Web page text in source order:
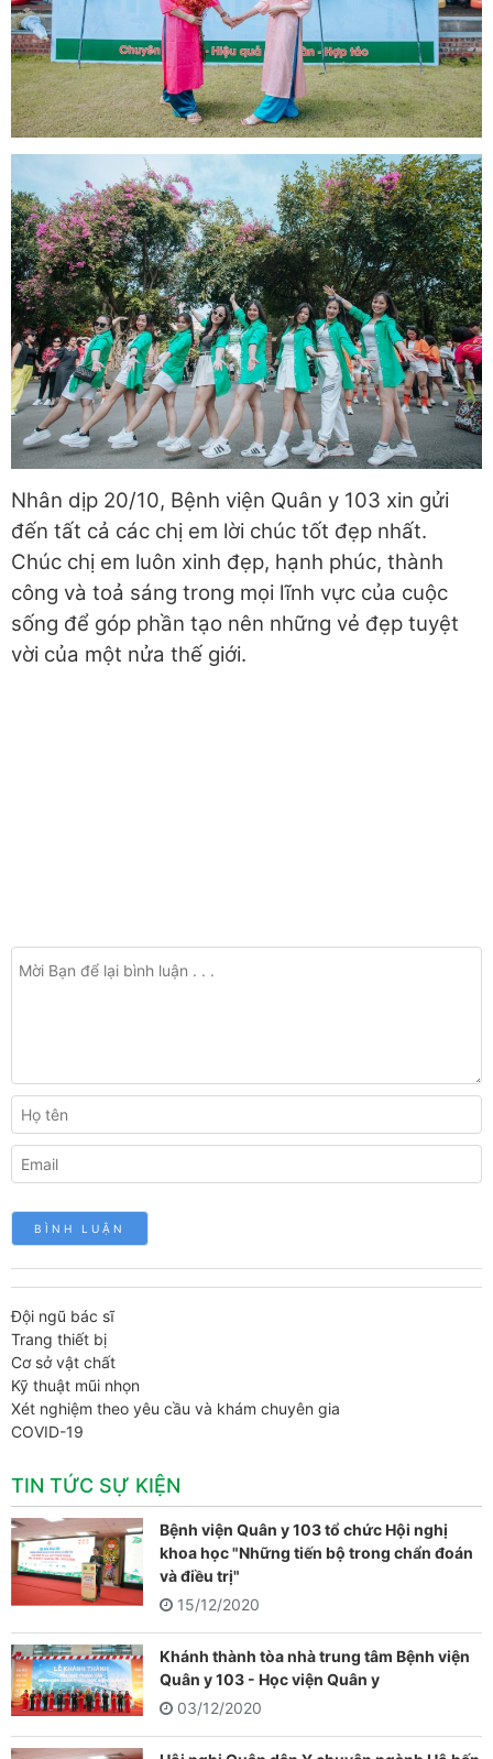
Nhân dịp 20/10, Bệnh viện Quân y 103 xin gửi
đến tất cả các chị em lời chúc tốt đẹp nhất.
Chúc chị em luôn xinh đẹp, hạnh phúc, thành
công và toả sáng trong mọi lĩnh vực của cuộc
sống để góp phần tạo nên những vẻ đẹp tuyệt
vời của một nửa thế giới.
Đội ngũ bác sĩ
Trang thiết bị
Cơ sở vật chất
Kỹ thuật mũi nhọn
Xét nghiệm theo yêu cầu và khám chuyên gia
COVID-19
TIN TỨC SỰ KIỆN
Bệnh viện Quân y 103 tổ chức Hội nghị
khoa học "Những tiến bộ trong chẩn đoán
và điều trị"
15/12/2020
Khánh thành tòa nhà trung tâm Bệnh viện
Quân y 103 - Học viện Quân y
03/12/2020